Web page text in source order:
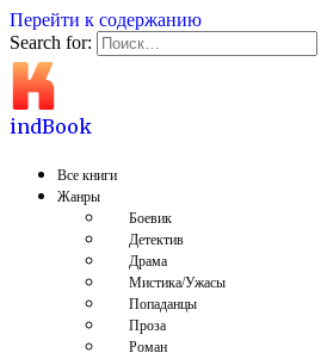
Перейти к содержанию
Search for:
indBook
Все книги
Жанры
Боевик
Детектив
Драма
Мистика/Ужасы
Попаданцы
Проза
Роман